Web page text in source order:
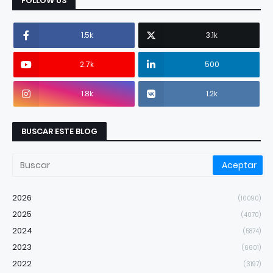
1.5k 3.1k
2.7k 500
1.8k 1.2k
BUSCAR ESTE BLOG
2026 (10090)
2025 (4070)
2024 (5874)
2023 (6601)
2022 (3197)